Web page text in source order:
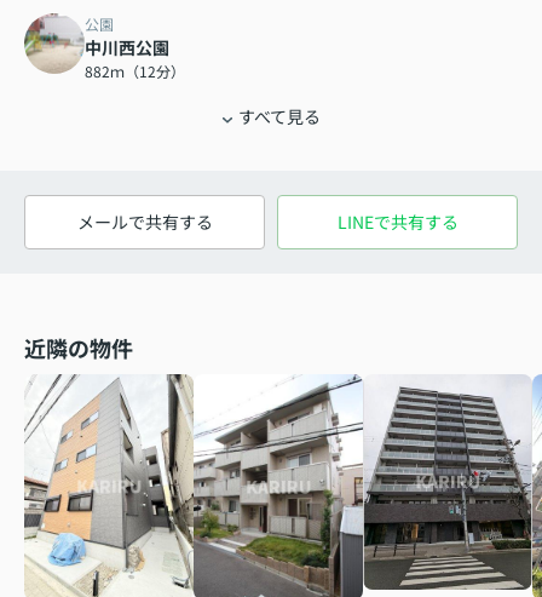
公園
中川西公園
882ｍ（12分）
すべて見る
メールで共有する LINEで共有する
近隣の物件